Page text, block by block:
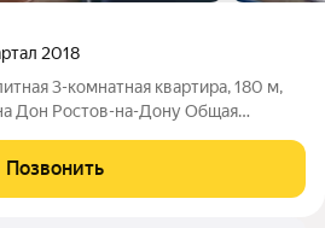
2018
3-комнатная квартира, 180 м,
Дон Ростов-на-Дону Общая
60 м;
Позвонить